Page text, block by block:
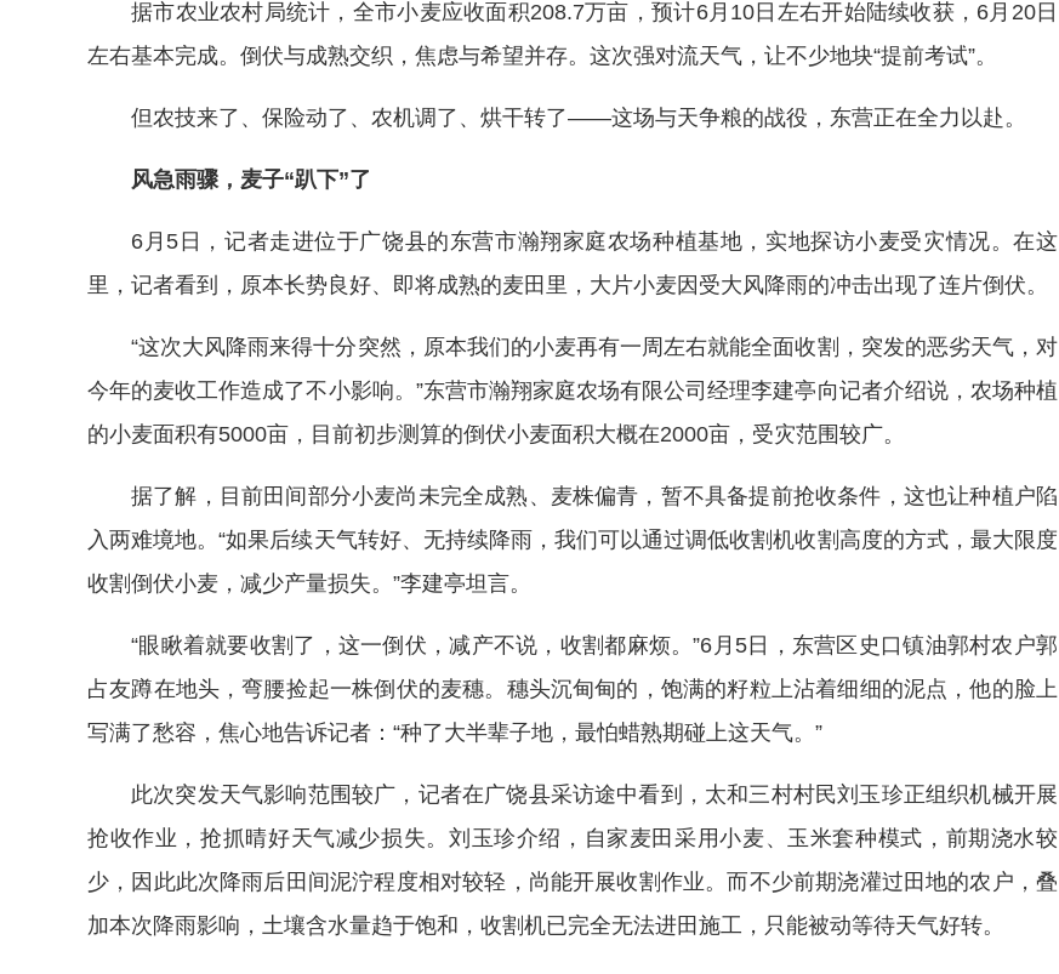
据市农业农村局统计，全市小麦应收面积208.7万亩，预计6月10日左右开始陆续收获，6月20日
左右基本完成。倒伏与成熟交织，焦虑与希望并存。这次强对流天气，让不少地块“提前考试”。
但农技来了、保险动了、农机调了、烘干转了——这场与天争粮的战役，东营正在全力以赴。
风急雨骤，麦子“趴下”了
6月5日，记者走进位于广饶县的东营市瀚翔家庭农场种植基地，实地探访小麦受灾情况。在这
里，记者看到，原本长势良好、即将成熟的麦田里，大片小麦因受大风降雨的冲击出现了连片倒伏。
“这次大风降雨来得十分突然，原本我们的小麦再有一周左右就能全面收割，突发的恶劣天气，对
今年的麦收工作造成了不小影响。”东营市瀚翔家庭农场有限公司经理李建亭向记者介绍说，农场种植
的小麦面积有5000亩，目前初步测算的倒伏小麦面积大概在2000亩，受灾范围较广。
据了解，目前田间部分小麦尚未完全成熟、麦株偏青，暂不具备提前抢收条件，这也让种植户陷
入两难境地。“如果后续天气转好、无持续降雨，我们可以通过调低收割机收割高度的方式，最大限度
收割倒伏小麦，减少产量损失。”李建亭坦言。
“眼瞅着就要收割了，这一倒伏，减产不说，收割都麻烦。”6月5日，东营区史口镇油郭村农户郭
占友蹲在地头，弯腰捡起一株倒伏的麦穗。穗头沉甸甸的，饱满的籽粒上沾着细细的泥点，他的脸上
写满了愁容，焦心地告诉记者：“种了大半辈子地，最怕蜡熟期碰上这天气。”
此次突发天气影响范围较广，记者在广饶县采访途中看到，太和三村村民刘玉珍正组织机械开展
抢收作业，抢抓晴好天气减少损失。刘玉珍介绍，自家麦田采用小麦、玉米套种模式，前期浇水较
少，因此此次降雨后田间泥泞程度相对较轻，尚能开展收割作业。而不少前期浇灌过田地的农户，叠
加本次降雨影响，土壤含水量趋于饱和，收割机已完全无法进田施工，只能被动等待天气好转。